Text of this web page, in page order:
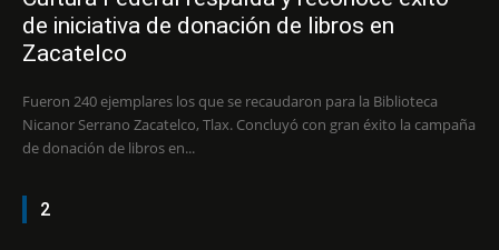
de iniciativa de donación de libros en
Zacatelco
Fueron 240 ejemplares los que se recaudaron para la Biblioteca
Nicanor Serrano Zacatelco, Tlax. Concluyó con gran éxito la campaña
de donación de libros en...
2